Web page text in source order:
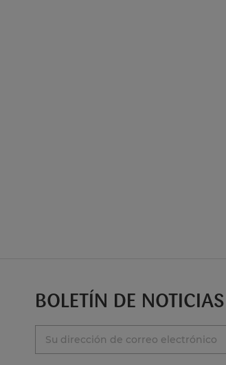
BOLETÍN DE NOTICIAS